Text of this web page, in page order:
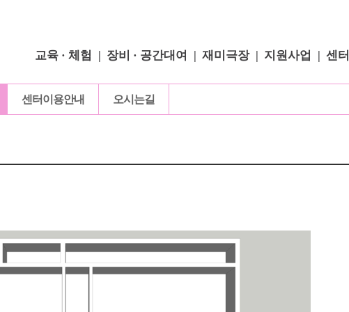
교육 · 체험 장비 · 공간대여 재미극장 지원사업 센
센터이용안내 오시는길